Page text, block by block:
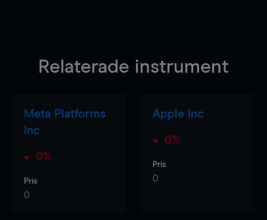
Relaterade instrument
Meta Platforms
Inc
0%
Pris
0
Apple Inc
0%
Pris
0